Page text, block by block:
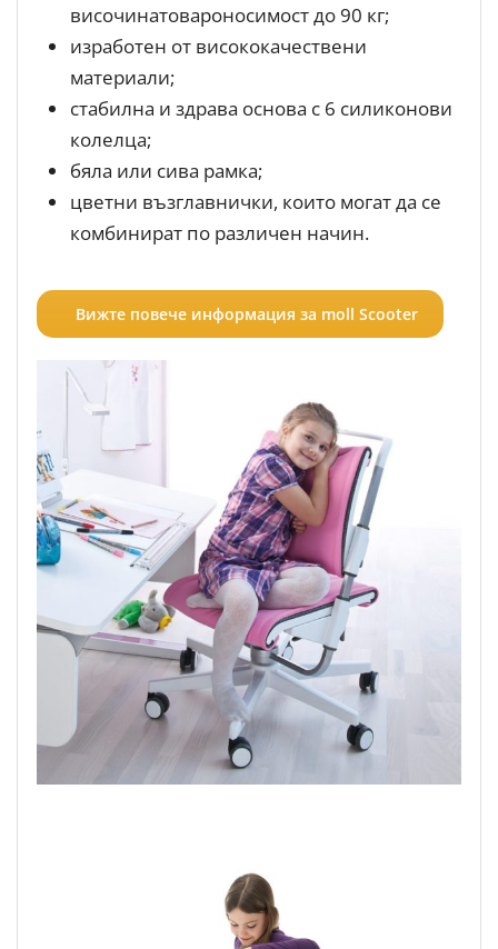
височинатовароносимост до 90 кг;
изработен от висококачествени
материали;
стабилна и здрава основа с 6 силиконови
колелца;
бяла или сива рамка;
цветни възглавнички, които могат да се
комбинират по различен начин.
Вижте повече информация за moll Scooter